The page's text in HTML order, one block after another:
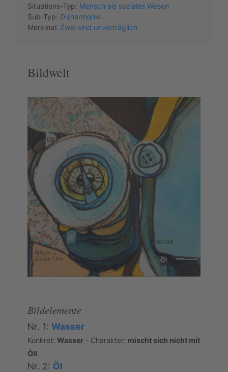
Situations-Typ: Mensch als soziales Wesen
Sub-Typ: Disharmonie
Merkmal: Zwei sind unverträglich
Bildwelt
Bildelemente
Nr. 1: Wasser
Konkret: Wasser - Charakter: mischt sich nicht mit
Öll
Nr. 2: Öl